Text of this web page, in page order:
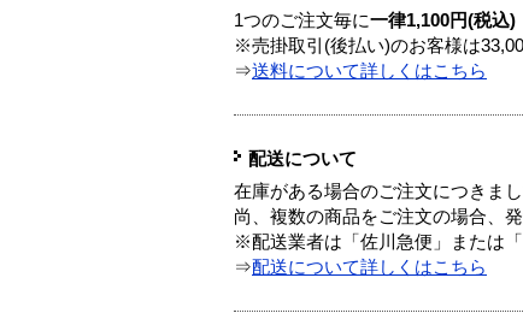
1つのご注文毎に一律1,100円(税込)
※売掛取引(後払い)のお客様は
⇒送料について詳しくはこちら
配送について
在庫がある場合のご注文につきま
尚、複数の商品をご注文の場合、
※配送業者は「佐川急便」または
⇒配送について詳しくはこちら